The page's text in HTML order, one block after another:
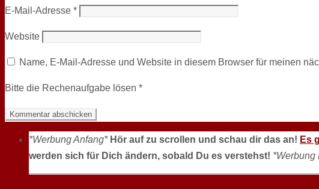
E-Mail-Adresse *
Website
Name, E-Mail-Adresse und Website in diesem Browser für meinen
Bitte die Rechenaufgabe lösen *
*Werbung Anfang* Hör auf zu scrollen und schau dir das an! Es
werden sich für Dich ändern, sobald Du es verstehst! *Werbung